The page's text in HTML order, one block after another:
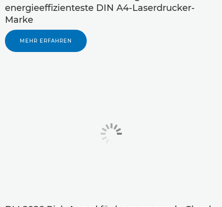
energieeffizienteste DIN A4-Laserdrucker-
Marke
MEHR ERFAHREN